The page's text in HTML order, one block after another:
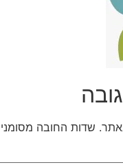
שדות החובה